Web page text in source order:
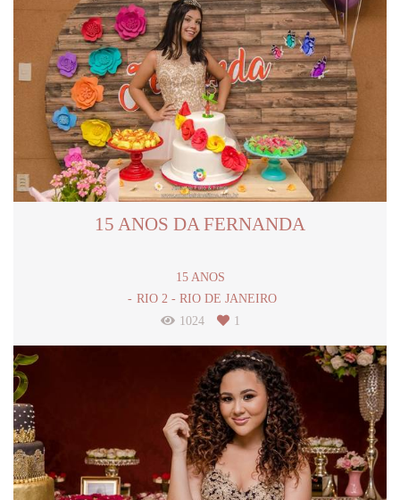
15 ANOS DA FERNANDA
15 ANOS
RIO 2 - RIO DE JANEIRO
1024
1